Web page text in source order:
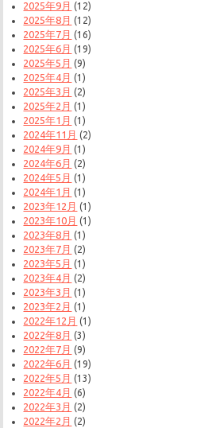
2025年9月 (12)
2025年8月 (12)
2025年7月 (16)
2025年6月 (19)
2025年5月 (9)
2025年4月 (1)
2025年3月 (2)
2025年2月 (1)
2025年1月 (1)
2024年11月 (2)
2024年9月 (1)
2024年6月 (2)
2024年5月 (1)
2024年1月 (1)
2023年12月 (1)
2023年10月 (1)
2023年8月 (1)
2023年7月 (2)
2023年5月 (1)
2023年4月 (2)
2023年3月 (1)
2023年2月 (1)
2022年12月 (1)
2022年8月 (3)
2022年7月 (9)
2022年6月 (19)
2022年5月 (13)
2022年4月 (6)
2022年3月 (2)
2022年2月 (2)